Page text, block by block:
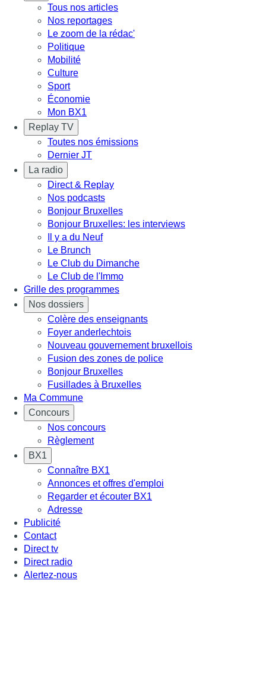
Tous nos articles
Nos reportages
Le zoom de la rédac'
Politique
Mobilité
Culture
Sport
Économie
Mon BX1
Replay TV
Toutes nos émissions
Dernier JT
La radio
Direct & Replay
Nos podcasts
Bonjour Bruxelles
Bonjour Bruxelles: les interviews
Il y a du Neuf
Le Brunch
Le Club du Dimanche
Le Club de l'Immo
Grille des programmes
Nos dossiers
Colère des enseignants
Foyer anderlechtois
Nouveau gouvernement bruxellois
Fusion des zones de police
Bonjour Bruxelles
Fusillades à Bruxelles
Ma Commune
Concours
Nos concours
Règlement
BX1
Connaître BX1
Annonces et offres d'emploi
Regarder et écouter BX1
Adresse
Publicité
Contact
Direct tv
Direct radio
Alertez-nous